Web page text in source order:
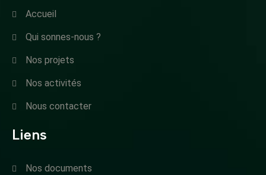
Accueil
Qui sonnes-nous ?
Nos projets
Nos activités
Nous contacter
Liens
Nos documents